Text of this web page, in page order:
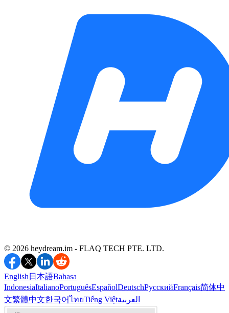
©️ 2026 heydream.im - FLAQ TECH PTE. LTD.
English 日本語Bahasa
IndonesiaItalianoPortuguêsEspañolDeutschРусскийFrançais简体中
文繁體中文한국어ไทยTiếng Việtالعربية